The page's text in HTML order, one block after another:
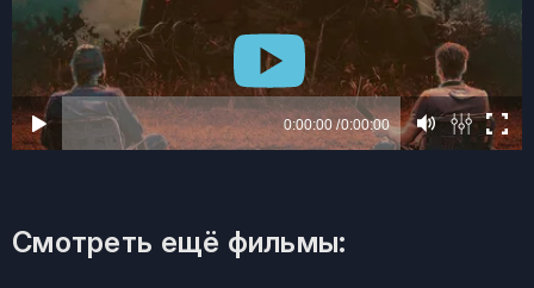
Смотреть ещё фильмы: